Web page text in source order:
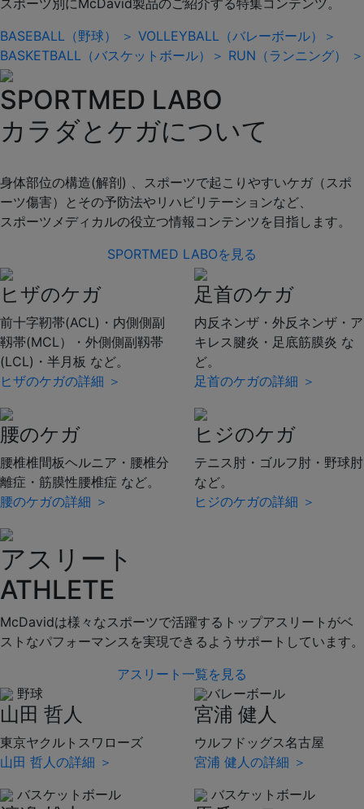
BASEBALL（野球） ＞ VOLLEYBALL（バレーボール）＞
BASKETBALL（バスケットボール）＞ RUN（ランニング） ＞
SPORTMED LABO
カラダとケガについて
身体部位の構造(解剖) 、スポーツで起こりやすいケガ（スポ
ーツ傷害）とその予防法やリハビリテーションなど、
スポーツメディカルの役立つ情報コンテンツを目指します。
SPORTMED LABOを見る
ヒザのケガ
前十字靭帯(ACL)・内側側副
靱帯(MCL）・外側側副靱帯
(LCL)・半月板 など。
ヒザのケガの詳細 ＞
足首のケガ
内反ネンザ・外反ネンザ・ア
キレス腱炎・足底筋膜炎 な
ど。
足首のケガの詳細 ＞
腰のケガ
腰椎椎間板ヘルニア・腰椎分
離症・筋膜性腰椎症 など。
腰のケガの詳細 ＞
ヒジのケガ
テニス肘・ゴルフ肘・野球肘
など。
ヒジのケガの詳細 ＞
アスリート
ATHLETE
McDavidは様々なスポーツで活躍するトップアスリートがベ
ストなパフォーマンスを実現できるようサポートしています。
アスリート一覧を見る
野球
山田 哲人
東京ヤクルトスワローズ
山田 哲人の詳細 ＞
バレーボール
宮浦 健人
ウルフドッグス名古屋
宮浦 健人の詳細 ＞
バスケットボール
バスケットボール